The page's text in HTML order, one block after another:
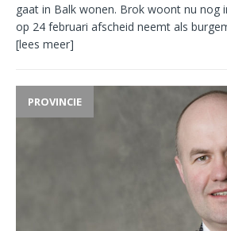
gaat in Balk wonen. Brok woont nu nog
op 24 februari afscheid neemt als
[lees meer]
PROVINCIE